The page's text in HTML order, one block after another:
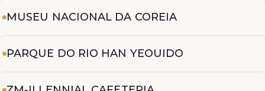
MUSEU NACIONAL DA COREIA
PARQUE DO RIO HAN YEOUIDO